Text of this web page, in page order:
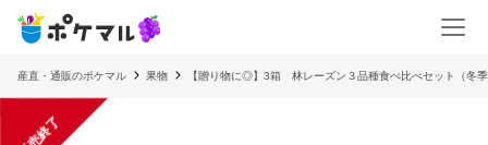
産直・通販のポケマル 果物 【贈り物に◎】3箱 林レーズン３品種食べ比べセット（冬